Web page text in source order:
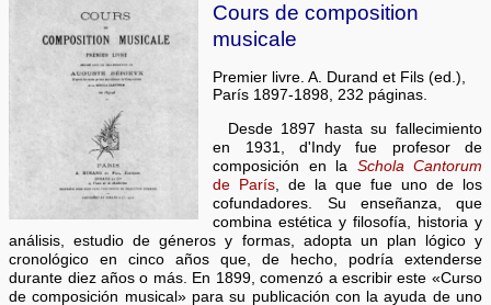
Cours de composition
musicale
Premier livre. A. Durand et Fils (ed.),
París 1897-1898, 232 páginas.
Desde 1897 hasta su fallecimiento
en 1931, d'Indy fue profesor de
composición en la Schola Cantorum
de París , de la que fue uno de los
cofundadores. Su enseñanza, que
combina estética y filosofía, historia y
análisis, estudio de géneros y formas, adopta un plan lógico y
cronológico en cinco años que, de hecho, podría extenderse
durante diez años o más. En 1899, comenzó a escribir este «Curso
de composición musical» para su publicación con la ayuda de uno